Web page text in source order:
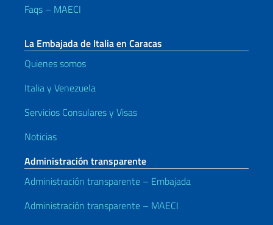
Faqs – MAECI
La Embajada de Italia en Caracas
Quienes somos
Italia y Venezuela
Servicios Consulares y Visas
Noticias
Administración transparente
Administración transparente – Embajada
Administración transparente – MAECI